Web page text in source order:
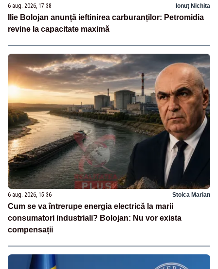
6 aug. 2026, 17:38 Ionuț Nichita
Ilie Bolojan anunță ieftinirea carburanților: Petromidia
revine la capacitate maximă
6 aug. 2026, 15:36 Stoica Marian
Cum se va întrerupe energia electrică la marii
consumatori industriali? Bolojan: Nu vor exista
compensații